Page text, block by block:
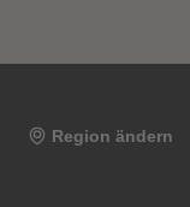
Region ändern